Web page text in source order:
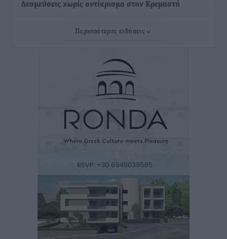
Δεσμεύσεις χωρίς αντίκρισμα στην Κρεμαστή
μπορεί να αποτελέσει τη δεύτερη μεγάλη δύναμη της
Οικοδομική «ανάσα» στη Ρόδο: Αυξάνονται οι άδειες,
οι επεκτάσεις, οι ενεργειακές αναβαθμίσεις σε
πριν 34 λεπτά
Στη Ρόδο απολαμβάνει τις καλοκαιρινές της διακοπές
η Φαίη Σκορδά
Τοπικές Ειδήσεις• πριν 35 λεπτά
Χειρουργικές ομάδες στην Κάλυμνο: Το νέο μοντέλο
Περισσότερες ειδήσεις